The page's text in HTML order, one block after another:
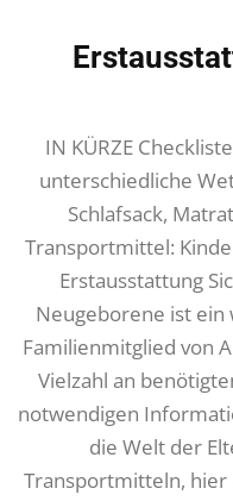
IN KÜRZE
unterschiedliche
Schlafsack,
Transportmittel:
Erstausstattung
Neugeborene ist ein
Familienmitglied von
Vielzahl an
notwendigen
die Welt der
Transportmitteln, hier